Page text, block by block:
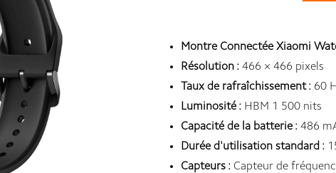
Montre Connectée Xiaomi
Résolution : 466 × 466 pixels
Taux de rafraîchissement : 60
Luminosité : HBM 1 500 nits
Capacité de la batterie : 486
Durée d'utilisation standard :
Capteurs : Capteur de